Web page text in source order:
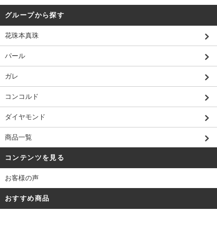
グループから探す
花珠本真珠
パール
ガレ
コンコルド
ダイヤモンド
商品一覧
コンテンツを見る
お客様の声
おすすめ商品